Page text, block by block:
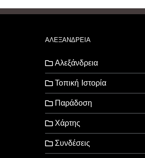
ΑΛΕΞΑΝΔΡΕΙΑ
Αλεξάνδρεια
Τοπική Ιστορία
Παράδοση
Χάρτης
Συνδέσεις